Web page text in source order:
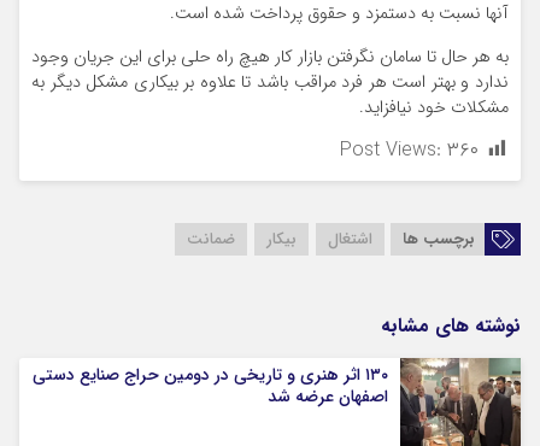
آنها نسبت به دستمزد و حقوق پرداخت شده است.
به هر حال تا سامان نگرفتن بازار کار هیچ راه حلی برای این جریان وجود
ندارد و بهتر است هر فرد مراقب باشد تا علاوه بر بیکاری مشکل دیگر به
مشکلات خود نیافزاید.
Post Views: ۳۶۰
برچسب ها اشتغال بیکار ضمانت
نوشته های مشابه
۱۳۰ اثر هنری و تاریخی در دومین حراج صنایع دستی
اصفهان عرضه شد